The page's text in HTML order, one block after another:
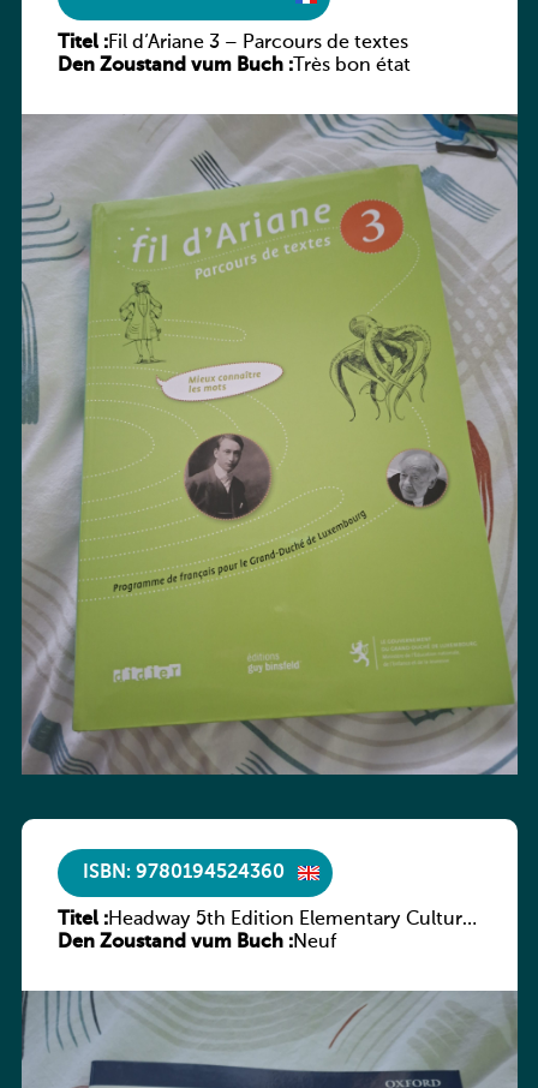
Titel :Fil d’Ariane 3 – Parcours de textes
Den Zoustand vum Buch :Très bon état
ISBN: 9780194524360
Titel :Headway 5th Edition Elementary Culture
and Literature Companion
Den Zoustand vum Buch :Neuf